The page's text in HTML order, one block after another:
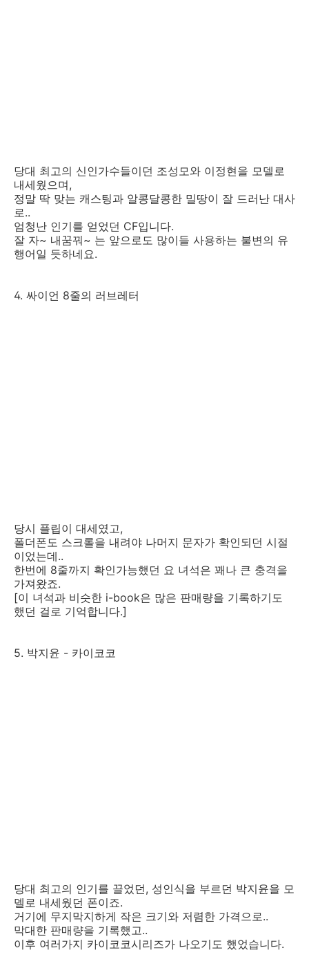
당대 최고의 신인가수들이던 조성모와 이정현을 모델로
내세웠으며,
정말 딱 맞는 캐스팅과 알콩달콩한 밀땅이 잘 드러난 대사
로..
엄청난 인기를 얻었던 CF입니다.
잘 자~ 내꿈꿔~ 는 앞으로도 많이들 사용하는 불변의 유
행어일 듯하네요.
4. 싸이언 8줄의 러브레터
당시 플립이 대세였고,
폴더폰도 스크롤을 내려야 나머지 문자가 확인되던 시절
이었는데..
한번에 8줄까지 확인가능했던 요 녀석은 꽤나 큰 충격을
가져왔죠.
[이 녀석과 비슷한 i-book은 많은 판매량을 기록하기도
했던 걸로 기억합니다.]
5. 박지윤 - 카이코코
당대 최고의 인기를 끌었던, 성인식을 부르던 박지윤을 모
델로 내세웠던 폰이죠.
거기에 무지막지하게 작은 크기와 저렴한 가격으로..
막대한 판매량을 기록했고..
이후 여러가지 카이코코시리즈가 나오기도 했었습니다.